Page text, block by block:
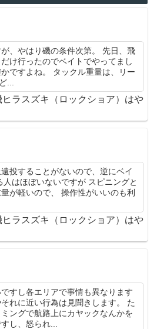
、やはり磯の条件次第。 先日、飛
け行ったのでベイトでやってまし
ですよね。 タックル重量は、リー
...
ラスズキ（ロックショア）はや
投することがないので、逆にベイ
人はほぼいないですが スピニングと
が軽いので、 操作性がいいのも利
ラスズキ（ロックショア）はや
すし各エリアで事情も異なります
れに近い行為は見聞きします。 た
ングで航路上にカヤックなんかを
し、怒られ...